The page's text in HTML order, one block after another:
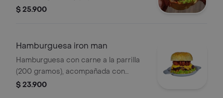
$ 25.900
Hamburguesa iron man
Hamburguesa con carne a la parrilla
(200 gramos), acompañada con
chorizo de la casa, queso de la casa y
$ 23.900